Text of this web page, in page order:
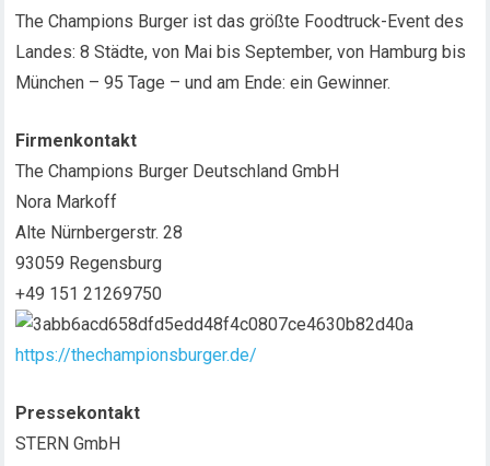
The Champions Burger ist das größte Foodtruck-Event des
Landes: 8 Städte, von Mai bis September, von Hamburg bis
München – 95 Tage – und am Ende: ein Gewinner.
Firmenkontakt
The Champions Burger Deutschland GmbH
Nora Markoff
Alte Nürnbergerstr. 28
93059 Regensburg
+49 151 21269750
https://thechampionsburger.de/
Pressekontakt
STERN GmbH